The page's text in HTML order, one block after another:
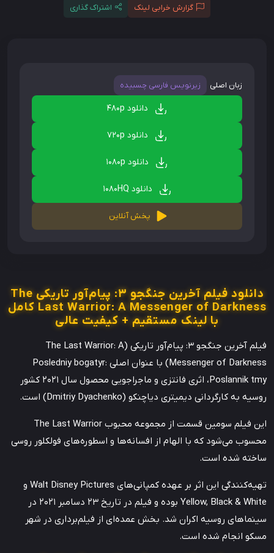
گزارش خرابی لینک اشتراک گذاری
زبان اصلی زیرنویس فارسی چسبیده
دانلود 480p
دانلود 720p
دانلود 1080p
دانلود 1080HQ
پخش آنلاین
دانلود فیلم آخرین جنگجو ۳: پیام‌آور تاریکی The
Last Warrior: A Messenger of Darkness کامل
با لینک مستقیم + کیفیت عالی
فیلم آخرین جنگجو ۳: پیام‌آور تاریکی (The Last Warrior: A
Messenger of Darkness) با عنوان اصلی Posledniy bogatyr:
Poslannik tmy، اثری فانتزی و ماجراجویی محصول سال 2021 کشور
روسیه به کارگردانی دیمیتری دیاچنکو (Dmitriy Dyachenko) است.
این فیلم سومین قسمت از مجموعه محبوب The Last Warrior
محسوب می‌شود که با الهام از افسانه‌ها و اسطوره‌های فولکلور روسی
ساخته شده است.
تهیه‌کنندگی این اثر بر عهده کمپانی‌های Walt Disney Pictures و
Yellow, Black & White بوده و فیلم در تاریخ 23 دسامبر 2021 در
سینماهای روسیه اکران شد. بخش عمده‌ای از فیلم‌برداری در شهر
مسکو انجام شده است.